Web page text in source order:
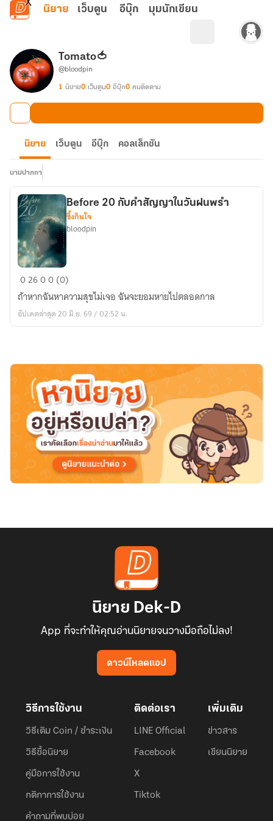
ข้ามไปยังเนื้อหาหลัก
นิยาย เว็บตูน อีบุ๊ก มุมนักเขียน
Tomato🍅
@bloodpin
1 นิยาย0 เว็บตูน0 อีบุ๊ก0 คนติดตาม
นิยาย เว็บตูน อีบุ๊ก คอลเล็กชัน
นามปากกา
Before
20
กับ
คำ
วัน
ฝน
พรำ
Before 20 กับคำสัญญาในวันฝนพรำ
ซึ้งกินใจ
bloodpin
02600 (0)
ถ้าหากฉันหาความสุขไม่เจอ ฉันจะยอมหายไปตลอดกาล
อัปเดตล่าสุด 20 มิ.ย. 69 / 02:52 น.
นิยาย Dek-D
App ที่จะทำให้คุณอ่านนิยายจนวางมือถือไม่ลง!
ดาวน์โหลดแอป
วิธีการใช้งาน
วิธีเติม Coin / ชำระเงิน
วิธีซื้อนิยาย
คู่มือการใช้งาน
กติกาการใช้งาน
คำถามที่พบบ่อย
ติดต่อเรา
LINE Official
Facebook
X
Tiktok
เพิ่มเติม
ข่าวสาร
เขียนนิยาย